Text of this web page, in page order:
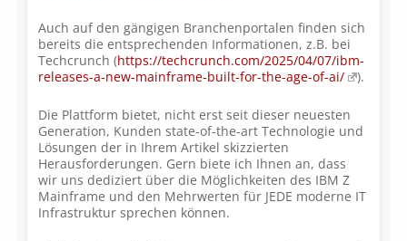
Auch auf den gängigen Branchenportalen finden sich
bereits die entsprechenden Informationen, z.B. bei
Techcrunch (https://techcrunch.com/2025/04/07/ibm-
releases-a-new-mainframe-built-for-the-age-of-ai/
).
Die Plattform bietet, nicht erst seit dieser neuesten
Generation, Kunden state-of-the-art Technologie und
Lösungen der in Ihrem Artikel skizzierten
Herausforderungen. Gern biete ich Ihnen an, dass
wir uns dediziert über die Möglichkeiten des IBM Z
Mainframe und den Mehrwerten für JEDE moderne IT
Infrastruktur sprechen können.